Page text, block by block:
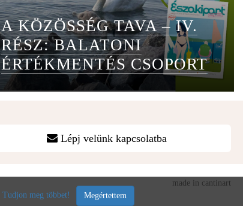
A KÖZÖSSÉG TAVA – IV.
RÉSZ: BALATONI
ÉRTÉKMENTÉS CSOPORT
Lépj velünk kapcsolatba
made in cantinart
Tudjon meg többet! Megértettem